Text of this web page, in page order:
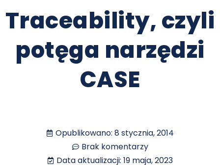
Traceability, czyli
potęga narzędzi
CASE
Opublikowano: 8 stycznia, 2014
Brak komentarzy
Data aktualizacji: 19 maja, 2023